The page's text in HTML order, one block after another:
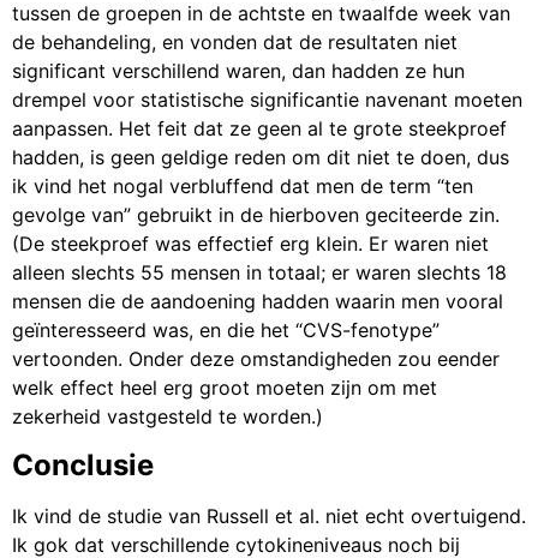
tussen de groepen in de achtste en twaalfde week van
de behandeling, en vonden dat de resultaten niet
significant verschillend waren, dan hadden ze hun
drempel voor statistische significantie navenant moeten
aanpassen. Het feit dat ze geen al te grote steekproef
hadden, is geen geldige reden om dit niet te doen, dus
ik vind het nogal verbluffend dat men de term “ten
gevolge van” gebruikt in de hierboven geciteerde zin.
(De steekproef was effectief erg klein. Er waren niet
alleen slechts 55 mensen in totaal; er waren slechts 18
mensen die de aandoening hadden waarin men vooral
geïnteresseerd was, en die het “CVS-fenotype”
vertoonden. Onder deze omstandigheden zou eender
welk effect heel erg groot moeten zijn om met
zekerheid vastgesteld te worden.)
Conclusie
Ik vind de studie van Russell et al. niet echt overtuigend.
Ik gok dat verschillende cytokineniveaus noch bij